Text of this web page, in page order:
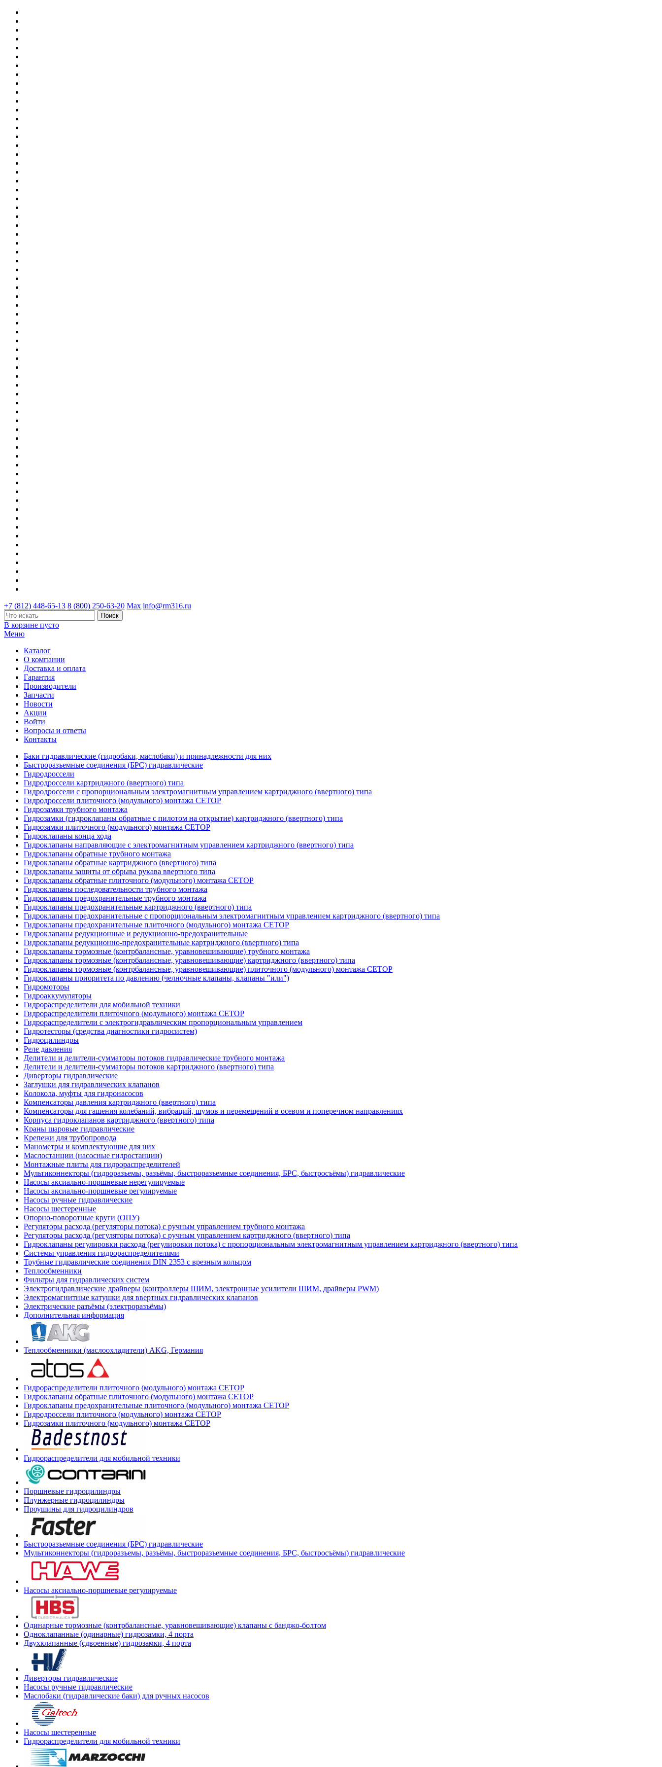
+7 (812) 448-65-13 8 (800) 250-63-20 Max info@rm316.ru
В корзине пусто
Меню
Каталог
О компании
Доставка и оплата
Гарантия
Производители
Запчасти
Новости
Акции
Войти
Вопросы и ответы
Контакты
Баки гидравлические (гидробаки, маслобаки) и принадлежности для них
Быстроразъемные соединения (БРС) гидравлические
Гидродроссели
Гидродроссели картриджного (ввертного) типа
Гидродроссели с пропорциональным электромагнитным управлением картриджного (ввертного) типа
Гидродроссели плиточного (модульного) монтажа CETOP
Гидрозамки трубного монтажа
Гидрозамки (гидроклапаны обратные с пилотом на открытие) картриджного (ввертного) типа
Гидрозамки плиточного (модульного) монтажа CETOP
Гидроклапаны конца хода
Гидроклапаны направляющие с электромагнитным управлением картриджного (ввертного) типа
Гидроклапаны обратные трубного монтажа
Гидроклапаны обратные картриджного (ввертного) типа
Гидроклапаны защиты от обрыва рукава ввертного типа
Гидроклапаны обратные плиточного (модульного) монтажа CETOP
Гидроклапаны последовательности трубного монтажа
Гидроклапаны предохранительные трубного монтажа
Гидроклапаны предохранительные картриджного (ввертного) типа
Гидроклапаны предохранительные с пропорциональным электромагнитным управлением картриджного (ввертного) типа
Гидроклапаны предохранительные плиточного (модульного) монтажа CETOP
Гидроклапаны редукционные и редукционно-предохранительные
Гидроклапаны редукционно-предохранительные картриджного (ввертного) типа
Гидроклапаны тормозные (контрбалансные, уравновешивающие) трубного монтажа
Гидроклапаны тормозные (контрбалансные, уравновешивающие) картриджного (ввертного) типа
Гидроклапаны тормозные (контрбалансные, уравновешивающие) плиточного (модульного) монтажа CETOP
Гидроклапаны приоритета по давлению (челночные клапаны, клапаны "или")
Гидромоторы
Гидроаккумуляторы
Гидрораспределители для мобильной техники
Гидрораспределители плиточного (модульного) монтажа СЕТОР
Гидрораспределители с электрогидравлическим пропорциональным управлением
Гидротесторы (средства диагностики гидросистем)
Гидроцилиндры
Реле давления
Делители и делители-сумматоры потоков гидравлические трубного монтажа
Делители и делители-сумматоры потоков картриджного (ввертного) типа
Диверторы гидравлические
Заглушки для гидравлических клапанов
Колокола, муфты для гидронасосов
Компенсаторы давления картриджного (ввертного) типа
Компенсаторы для гашения колебаний, вибраций, шумов и перемещений в осевом и поперечном направлениях
Корпуса гидроклапанов картриджного (ввертного) типа
Краны шаровые гидравлические
Крепежи для трубопровода
Манометры и комплектующие для них
Маслостанции (насосные гидростанции)
Монтажные плиты для гидрораспределителей
Мультиконнекторы (гидроразъемы, разъёмы, быстроразъемные соединения, БРС, быстросъёмы) гидравлические
Насосы аксиально-поршневые нерегулируемые
Насосы аксиально-поршневые регулируемые
Насосы ручные гидравлические
Насосы шестеренные
Опорно-поворотные круги (ОПУ)
Регуляторы расхода (регуляторы потока) с ручным управлением трубного монтажа
Регуляторы расхода (регуляторы потока) с ручным управлением картриджного (ввертного) типа
Гидроклапаны регулировки расхода (регулировки потока) с пропорциональным электромагнитным управлением картриджного (ввертного) типа
Системы управления гидрораспределителями
Трубные гидравлические соединения DIN 2353 с врезным кольцом
Теплообменники
Фильтры для гидравлических систем
Электрогидравлические драйверы (контроллеры ШИМ, электронные усилители ШИМ, драйверы PWM)
Электромагнитные катушки для ввертных гидравлических клапанов
Электрические разъёмы (электроразъёмы)
Дополнительная информация
Теплообменники (маслоохладители) AKG, Германия
Гидрораспределители плиточного (модульного) монтажа СЕТОР
Гидроклапаны обратные плиточного (модульного) монтажа CETOP
Гидроклапаны предохранительные плиточного (модульного) монтажа CETOP
Гидродроссели плиточного (модульного) монтажа CETOP
Гидрозамки плиточного (модульного) монтажа CETOP
Гидрораспределители для мобильной техники
Поршневые гидроцилиндры
Плунжерные гидроцилиндры
Проушины для гидроцилиндров
Быстроразъемные соединения (БРС) гидравлические
Мультиконнекторы (гидроразъемы, разъёмы, быстроразъемные соединения, БРС, быстросъёмы) гидравлические
Насосы аксиально-поршневые регулируемые
Одинарные тормозные (контрбалансные, уравновешивающие) клапаны с банджо-болтом
Одноклапанные (одинарные) гидрозамки, 4 порта
Двухклапанные (сдвоенные) гидрозамки, 4 порта
Диверторы гидравлические
Насосы ручные гидравлические
Маслобаки (гидравлические баки) для ручных насосов
Насосы шестеренные
Гидрораспределители для мобильной техники